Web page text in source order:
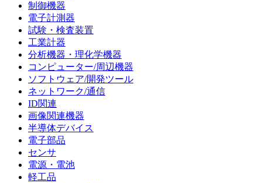
制御機器
電子計測器
試験・検査装置
工業計器
分析機器・理化学機器
コンピューター/周辺機器
ソフトウェア/開発ツール
ネットワーク/通信
ID関連
画像関連機器
半導体デバイス
電子部品
センサ
電源・電池
軽工品